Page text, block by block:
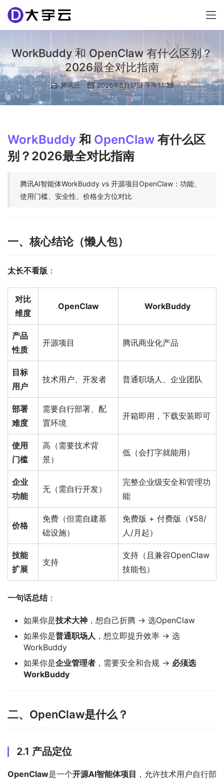
WorkBuddy 和 OpenClaw 有什么区别？
2026最全对比指南
腾讯云 2026年5月17日 下午11:38
WorkBuddy 和 OpenClaw 有什么区
别？2026最全对比指南
腾讯AI智能体WorkBuddy vs 开源项目OpenClaw：功能、
使用门槛、安全性、价格全方位对比
一、核心结论（懒人包）
太长不看版 ：
对比
维度
OpenClaw WorkBuddy
产品
性质
开源项目 腾讯商业化产品
目标
用户
技术用户、开发者 普通职场人、企业团队
部署
难度
需要自行部署、配
置环境
开箱即用，下载安装即可
使用
门槛
高（需要技术背
景）
低（会打字就能用）
企业
功能
无（需自行开发）
完整企业级安全和管理功
能
价格
免费（但需自建基
础设施）
免费版 + 付费版（¥58/
人/月起）
技能
扩展
支持
支持（且兼容OpenClaw
技能包）
一句话总结：
如果你是技术大神 ，想自己折腾 → 选OpenClaw
如果你是普通职场人 ，想立即提升效率 → 选
WorkBuddy
如果你是企业管理者 ，需要安全和合规 → 必须选
WorkBuddy
二、OpenClaw是什么？
2.1 产品定位
OpenClaw是一个开源AI智能体项目 ，允许技术用户自行部